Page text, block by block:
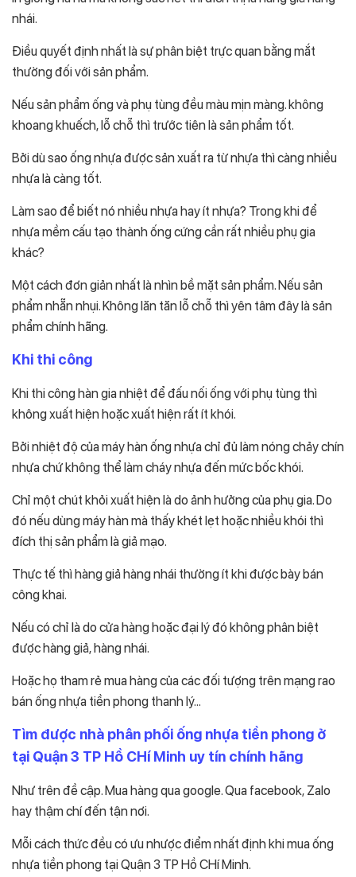
nhái.
Điều quyết định nhất là sự phân biệt trực quan bằng mắt
thường đối với sản phẩm.
Nếu sản phẩm ống và phụ tùng đều màu mịn màng. không
khoang khuếch, lỗ chỗ thì trước tiên là sản phẩm tốt.
Bởi dù sao ống nhựa được sản xuất ra từ nhựa thì càng nhiều
nhựa là càng tốt.
Làm sao để biết nó nhiều nhựa hay ít nhựa? Trong khi để
nhựa mềm cấu tạo thành ống cứng cần rất nhiều phụ gia
khác?
Một cách đơn giản nhất là nhìn bề mặt sản phẩm. Nếu sản
phẩm nhẵn nhụi. Không lăn tăn lỗ chỗ thì yên tâm đây là sản
phẩm chính hãng.
Khi thi công
Khi thi công hàn gia nhiệt để đấu nối ống với phụ tùng thì
không xuất hiện hoặc xuất hiện rất ít khói.
Bởi nhiệt độ của máy hàn ống nhựa chỉ đủ làm nóng chảy chín
nhựa chứ không thể làm cháy nhựa đến mức bốc khói.
Chỉ một chút khỏi xuất hiện là do ảnh hưởng của phụ gia. Do
đó nếu dùng máy hàn mà thấy khét lẹt hoặc nhiều khói thì
đích thị sản phẩm là giả mạo.
Thực tế thì hàng giả hàng nhái thường ít khi được bày bán
công khai.
Nếu có chỉ là do cửa hàng hoặc đại lý đó không phân biệt
được hàng giả, hàng nhái.
Hoặc họ tham rẻ mua hàng của các đối tượng trên mạng rao
bán ống nhựa tiền phong thanh lý…
Tìm được nhà phân phối ống nhựa tiền phong ở
tại Quận 3 TP Hồ CHí Minh uy tín chính hãng
Như trên đề cập. Mua hàng qua google. Qua facebook, Zalo
hay thậm chí đến tận nơi.
Mỗi cách thức đều có ưu nhược điểm nhất định khi mua ống
nhựa tiền phong tại Quận 3 TP Hồ CHí Minh.